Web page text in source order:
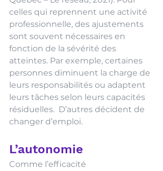
celles qui reprennent une activité
professionnelle, des ajustements
sont souvent nécessaires en
fonction de la sévérité des
atteintes. Par exemple, certaines
personnes diminuent la charge de
leurs responsabilités ou adaptent
leurs tâches selon leurs capacités
résiduelles.  D’autres décident de
changer d’emploi.
L’autonomie
Comme l’efficacité